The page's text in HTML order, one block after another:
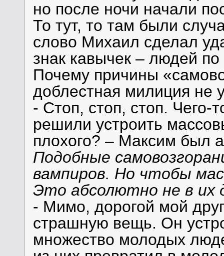
но после ночи начали
То тут, то там были
слово Михаил сделал
знак кавычек – людей
Почему причины
доблестная милиция не
- Стоп, стоп, стоп. Чего-
решили устроить
плохого? – Максим был
Подобные
вампиров. Но чтобы
Это абсолютно не в их
- Мимо, дорогой мой
страшную вещь. Он
множество молодых